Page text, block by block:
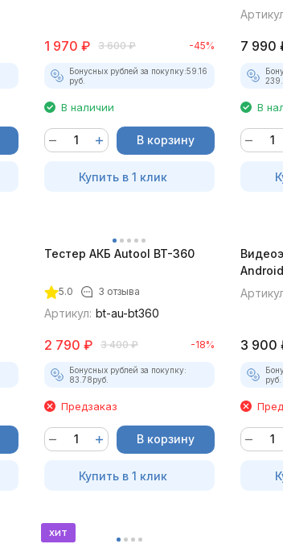
1 970 ₽ 3 600 ₽ -45%
Бонусных рублей за покупку:59.16
руб.
В наличии
В корзину
Купить в 1 клик
7 990
В
Тестер АКБ Autool BT-360
5.0 3 отзыва
Артикул: bt-au-bt360
2 790 ₽ 3 400 ₽ -18%
Бонусных рублей за покупку:
83.78руб.
Предзаказ
В корзину
Купить в 1 клик
для
3 900
руб.
хит